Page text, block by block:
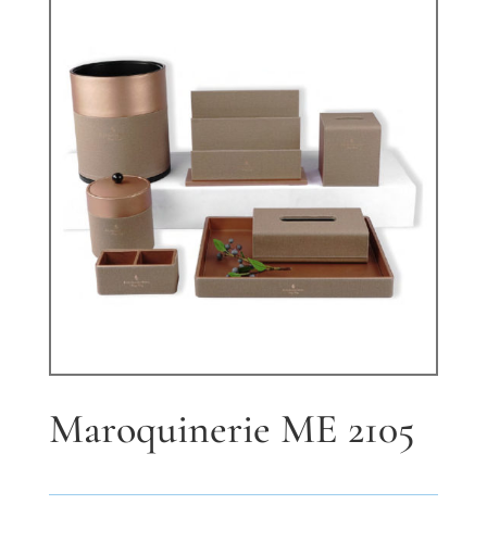
Maroquinerie ME 2105